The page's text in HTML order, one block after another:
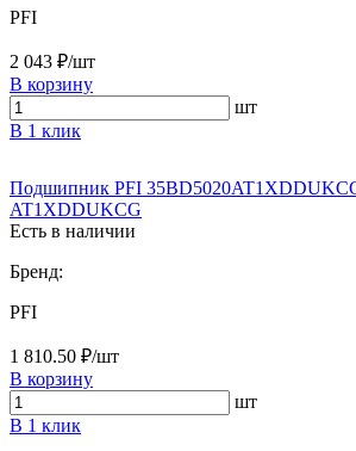
PFI
2 043 ₽/шт
В корзину
шт
В 1 клик
Подшипник PFI
AT1XDDUKCG
Есть в наличии
Бренд:
PFI
1 810.50 ₽/шт
В корзину
шт
В 1 клик